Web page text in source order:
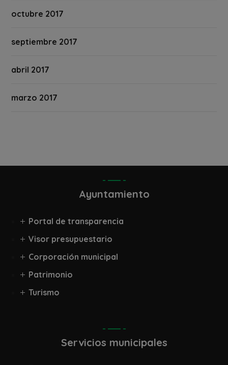
octubre 2017
septiembre 2017
abril 2017
marzo 2017
Ayuntamiento
Portal de transparencia
Visor presupuestario
Corporación municipal
Patrimonio
Turismo
Servicios municipales